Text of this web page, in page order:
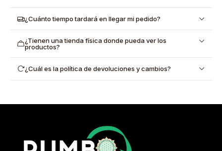
¿Cuánto tiempo tardará en llegar mi pedido?
¿Tienen una tienda física donde pueda ver los
productos?
¿Cuál es la política de devoluciones y cambios?